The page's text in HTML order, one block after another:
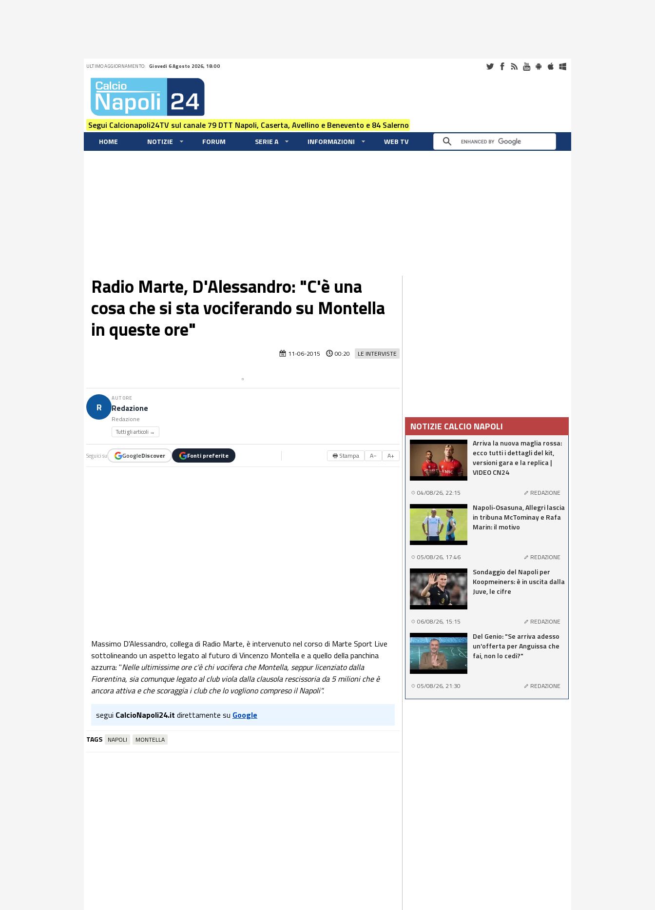
ULTIMO AGGIORNAMENTO: Giovedi 6 Agosto 2026, 18:00
Segui Calcionapoli24TV sul canale 79 DTT Napoli, Caserta, Avellino e Benevento e 84 Salerno
HOME NOTIZIE FORUM SERIE A INFORMAZIONI WEB TV
Radio Marte, D'Alessandro: "C'è una
cosa che si sta vociferando su Montella
in queste ore"
LE INTERVISTE
11-06-2015 00:20
R
AUTORE
Redazione
Redazione
Tutti gli articoli →
Seguici su GoogleDiscover Fonti preferite 🖶 Stampa A− A+
Massimo D'Alessandro, collega di Radio Marte, è intervenuto nel corso di Marte Sport Live
sottolineando un aspetto legato al futuro di Vincenzo Montella e a quello della panchina
azzurra: "Nelle ultimissime ore c'è chi vocifera che Montella, seppur licenziato dalla
Fiorentina, sia comunque legato al club viola dalla clausola rescissoria da 5 milioni che è
ancora attiva e che scoraggia i club che lo vogliono compreso il Napoli".
segui CalcioNapoli24.it direttamente su Google
TAGS NAPOLI MONTELLA
NOTIZIE CALCIO NAPOLI
Arriva la nuova maglia rossa:
ecco tutti i dettagli del kit,
versioni gara e la replica |
VIDEO CN24
04/08/26, 22:15 REDAZIONE
Napoli-Osasuna, Allegri lascia
in tribuna McTominay e Rafa
Marin: il motivo
05/08/26, 17:46 REDAZIONE
Sondaggio del Napoli per
Koopmeiners: è in uscita dalla
Juve, le cifre
06/08/26, 15:15 REDAZIONE
Del Genio: "Se arriva adesso
un'offerta per Anguissa che
fai, non lo cedi?"
05/08/26, 21:30 REDAZIONE